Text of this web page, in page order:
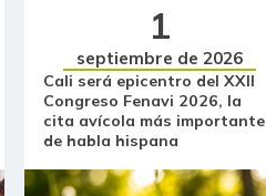
$ 8.015,50
cerdo $ 19.083,00
$ 10.667,00
1
septiembre de 2026
Cali será epicentro del XXII
Congreso Fenavi 2026, la
cita avícola más importante
de habla hispana